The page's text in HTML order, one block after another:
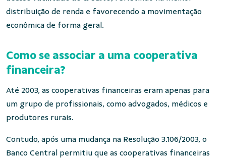
distribuição de renda e favorecendo a movimentação
econômica de forma geral.
Como se associar a uma cooperativa
financeira?
Até 2003, as cooperativas financeiras eram apenas para
um grupo de profissionais, como advogados, médicos e
produtores rurais.
Contudo, após uma mudança na Resolução 3.106/2003, o
Banco Central permitiu que as cooperativas financeiras